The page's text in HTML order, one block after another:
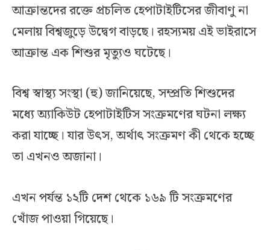
আক্রান্তদের রক্তে প্রচলিত হেপাটাইটিসের জীবাণু না
মেলায় বিশ্বজুড়ে উদ্বেগ বাড়ছে। রহস্যময় এই ভাইরাসে
আক্রান্ত এক শিশুর মৃত্যুও ঘটেছে।
বিশ্ব স্বাস্থ্য সংস্থা (হু) জানিয়েছে, সম্প্রতি শিশুদের
মধ্যে অ্যাকিউট হেপাটাইটিস সংক্রমণের ঘটনা লক্ষ্য
করা যাচ্ছে। যার উৎস, অর্থাৎ সংক্রমণ কী থেকে হচ্ছে
তা এখনও অজানা।
এখন পর্যন্ত ১২টি দেশ থেকে ১৬৯ টি সংক্রমণের
খোঁজ পাওয়া গিয়েছে।